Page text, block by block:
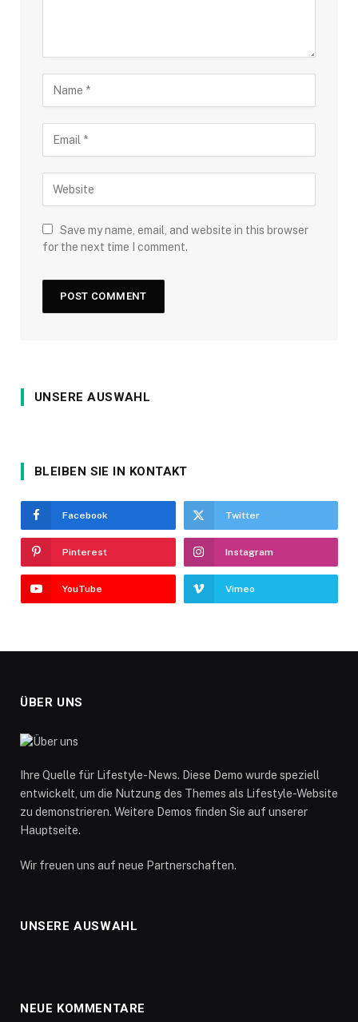
Save my name, email, and website in this browser
for the next time I comment.
UNSERE AUSWAHL
BLEIBEN SIE IN KONTAKT
Facebook Twitter
Pinterest Instagram
YouTube Vimeo
ÜBER UNS
Ihre Quelle für Lifestyle-News. Diese Demo wurde speziell
entwickelt, um die Nutzung des Themes als Lifestyle-Website
zu demonstrieren. Weitere Demos finden Sie auf unserer
Hauptseite.
Wir freuen uns auf neue Partnerschaften.
UNSERE AUSWAHL
NEUE KOMMENTARE